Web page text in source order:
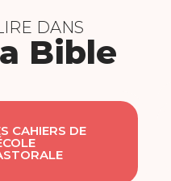
DANS
Bible
CAHIERS DE